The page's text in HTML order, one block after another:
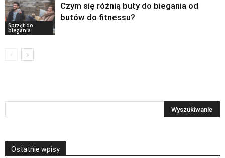
Sprzęt do
biegania
Czym się różnią buty do biegania od
butów do fitnessu?
Ostatnie wpisy